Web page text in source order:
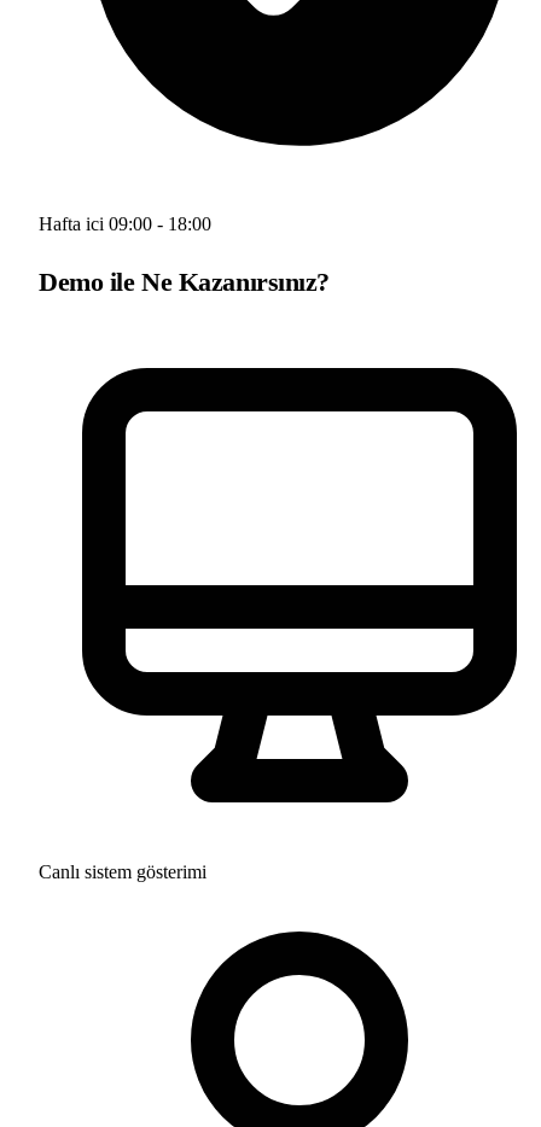
Hafta ici 09:00 - 18:00
Demo ile Ne Kazanırsınız?
Canlı sistem gösterimi